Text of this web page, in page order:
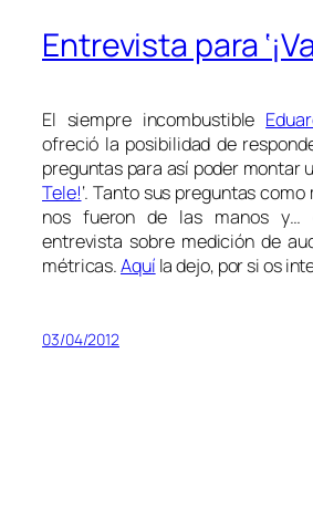
Entrevista para
El siempre incombustible
ofreció la posibilidad de
preguntas para así poder montar
Tele!‘. Tanto sus preguntas
nos fueron de las manos y…
entrevista sobre medición de
métricas.Aquí la dejo, por si os
03/04/2012